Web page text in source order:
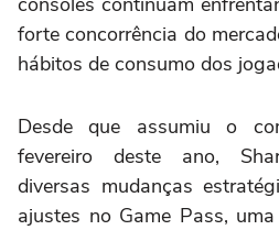
forte concorrência do
hábitos de consumo dos
Desde que assumiu o
fevereiro deste ano,
diversas mudanças
ajustes no Game Pass,